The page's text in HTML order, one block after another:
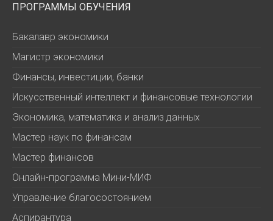
ПРОГРАММЫ ОБУЧЕНИЯ
Бакалавр экономики
Магистр экономики
Финансы, инвестиции, банки
Искусственный интеллект и финансовые технологии
Экономика, математика и анализ данных
Мастер наук по финансам
Мастер финансов
Онлайн-программа Мини-МИФ
Управление благосостоянием
Аспирантура